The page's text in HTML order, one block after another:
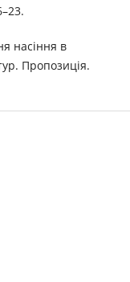
насіння в
Пропозиція.